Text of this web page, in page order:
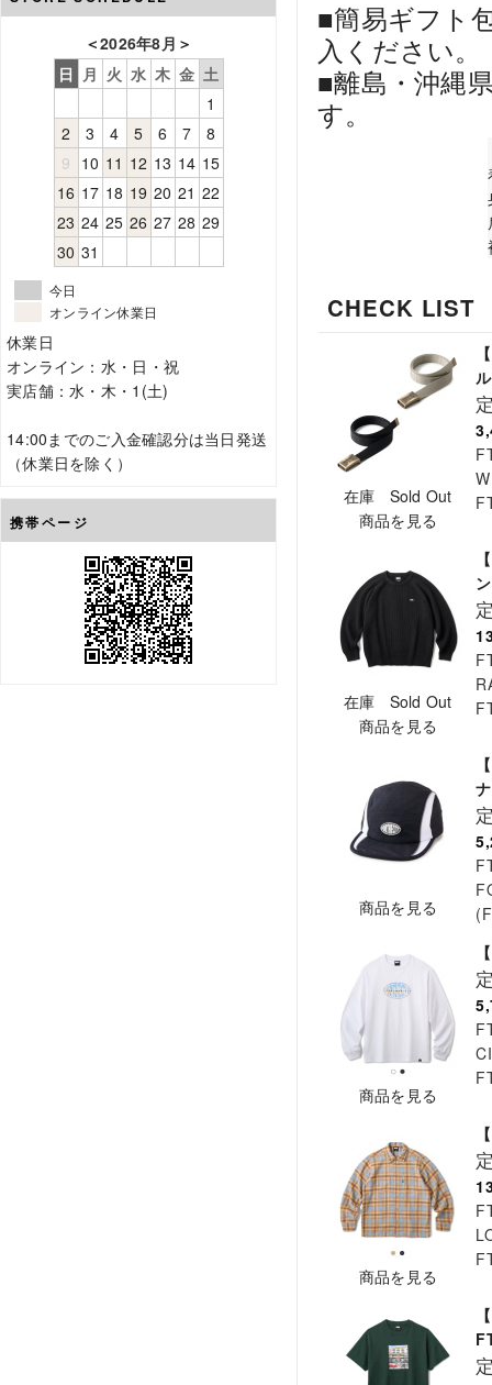
＜2026年8月 ＞
日 月 火 水 木 金 土
1
2
3 4 5 6 7
8
9 10 11 12 13 14 15
16 17 18 19 20 21 22
23 24 25 26 27 28 29
30 31
今日
オンライン休業日
休業日
オンライン：水・日・祝
実店舗：水・木・1(土)
14:00までのご入金確認分は当日発送
（休業日を除く）
携帯ページ
■簡易ギフト
入ください。
■離島・沖縄
す。
CHECK LIST
在庫 Sold Out
商品を見る
在庫 Sold Out
商品を見る
商品を見る
商品を見る
商品を見る